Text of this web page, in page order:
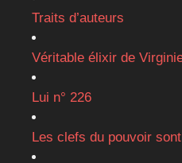
Traits d’auteurs
Véritable élixir de
Lui n° 226
Les clefs du pouvoir